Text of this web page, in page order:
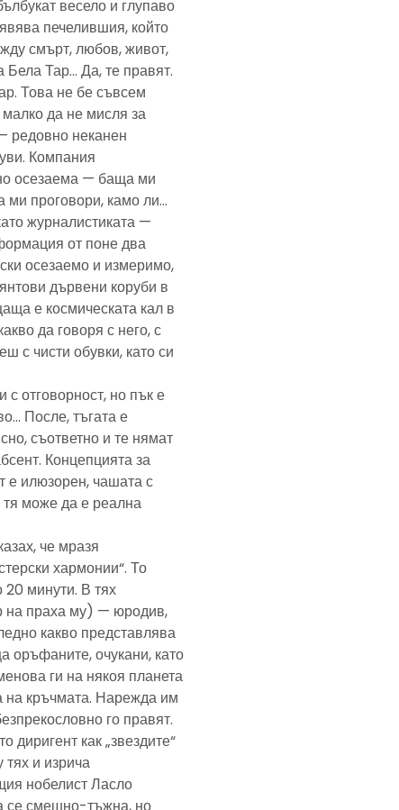
весело и глупаво
печелившия, който
смърт, любов, живот,
Бела Тар… Да, те правят.
Това не бе съвсем
малко да не мисля за
редовно неканен
Компания
осезаема — баща ми
ми проговори, камо ли…
журналистиката —
от поне два
осезаемо и измеримо,
дървени коруби в
е космическата кал в
да говоря с него, с
с чисти обувки, като си
отговорност, но пък е
После, тъгата е
съответно и те нямат
Концепцията за
е илюзорен, чашата с
може да е реална
че мразя
хармонии“. То
минути. В тях
на праха му) — юродив,
какво представлява
очукани, като
ги на някоя планета
на кръчмата. Нарежда им
го правят.
диригент как „звездите“
и изрича
нобелист Ласло